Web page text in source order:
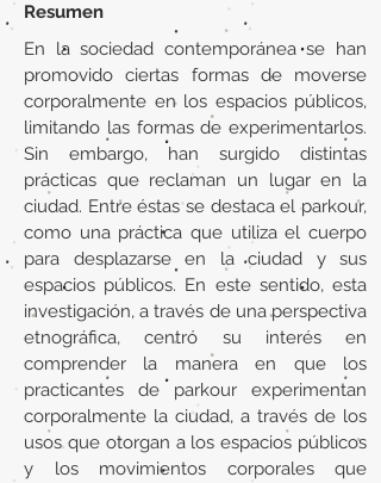
Resumen
En la sociedad contemporánea se han
promovido ciertas formas de moverse
corporalmente en los espacios públicos,
limitando las formas de experimentarlos.
Sin embargo, han surgido distintas
prácticas que reclaman un lugar en la
ciudad. Entre éstas se destaca el parkour,
como una práctica que utiliza el cuerpo
para desplazarse en la ciudad y sus
espacios públicos. En este sentido, esta
investigación, a través de una perspectiva
etnográfica, centró su interés en
comprender la manera en que los
practicantes de parkour experimentan
corporalmente la ciudad, a través de los
usos que otorgan a los espacios públicos
y los movimientos corporales que